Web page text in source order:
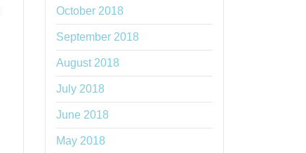
October 2018
September 2018
August 2018
July 2018
June 2018
May 2018